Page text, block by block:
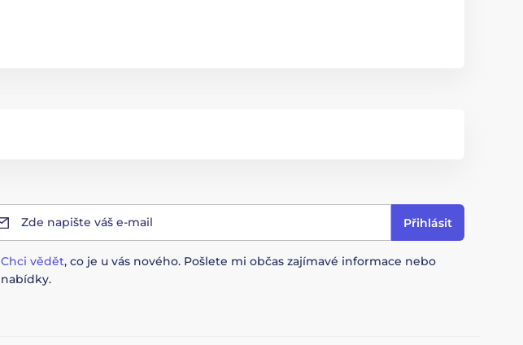
Zde napište váš e-mail Přihlásit
Chci vědět, co je u vás nového. Pošlete mi občas zajímavé informace nebo
nabídky.